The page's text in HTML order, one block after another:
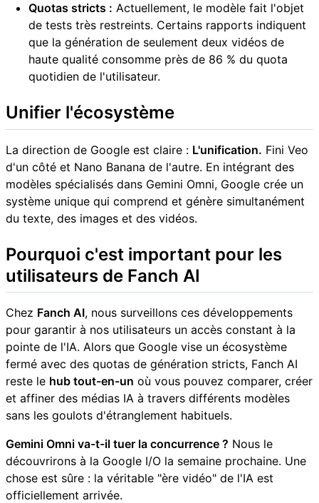
Quotas stricts : Actuellement, le modèle fait l'objet
de tests très restreints. Certains rapports indiquent
que la génération de seulement deux vidéos de
haute qualité consomme près de 86 % du quota
quotidien de l'utilisateur.
Unifier l'écosystème
La direction de Google est claire : L'unification. Fini Veo
d'un côté et Nano Banana de l'autre. En intégrant des
modèles spécialisés dans Gemini Omni, Google crée un
système unique qui comprend et génère simultanément
du texte, des images et des vidéos.
Pourquoi c'est important pour les
utilisateurs de Fanch AI
Chez Fanch AI, nous surveillons ces développements
pour garantir à nos utilisateurs un accès constant à la
pointe de l'IA. Alors que Google vise un écosystème
fermé avec des quotas de génération stricts, Fanch AI
reste le hub tout-en-un où vous pouvez comparer, créer
et affiner des médias IA à travers différents modèles
sans les goulots d'étranglement habituels.
Gemini Omni va-t-il tuer la concurrence ? Nous le
découvrirons à la Google I/O la semaine prochaine. Une
chose est sûre : la véritable "ère vidéo" de l'IA est
officiellement arrivée.